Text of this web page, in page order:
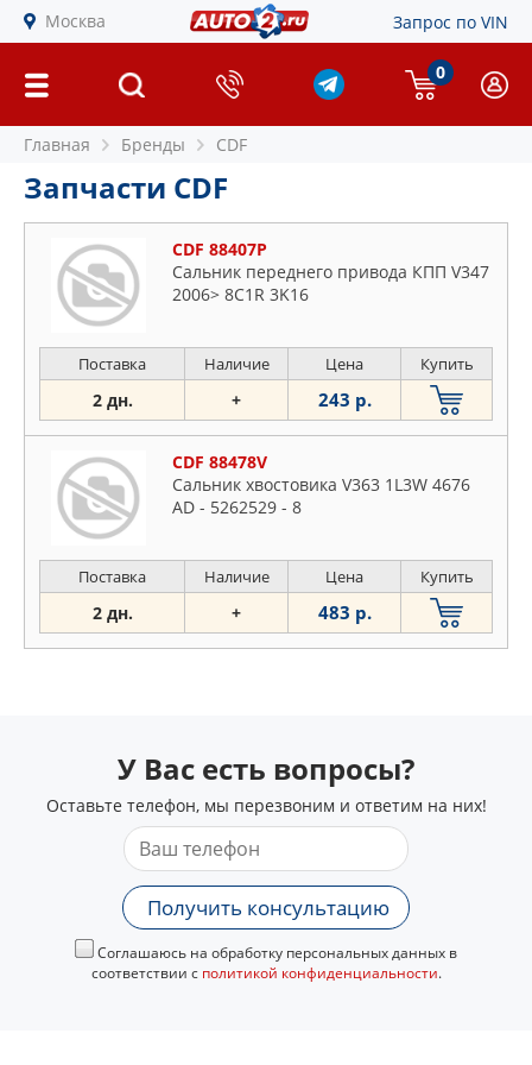
Москва Запрос по VIN
0
Главная Бренды CDF
Запчасти CDF
CDF 88407P
Сальник переднего привода КПП V347
2006> 8C1R 3K16
Поставка Наличие Цена Купить
2 дн. + 243 р.
CDF 88478V
Сальник хвостовика V363 1L3W 4676
AD - 5262529 - 8
Поставка Наличие Цена Купить
2 дн. + 483 р.
У Вас есть вопросы?
Оставьте телефон, мы перезвоним и ответим на них!
Получить консультацию
Соглашаюсь на обработку персональных данных в
соответствии с политикой конфиденциальности.